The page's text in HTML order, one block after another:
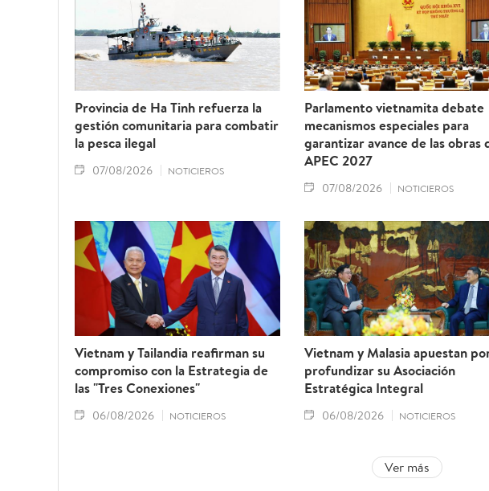
Provincia de Ha Tinh refuerza la
gestión comunitaria para combatir
la pesca ilegal
07/08/2026 NOTICIEROS
Parlamento vietnamita debate
mecanismos especiales para
garantizar avance de las obras
APEC 2027
07/08/2026 NOTICIEROS
Vietnam y Tailandia reafirman su
compromiso con la Estrategia de
las "Tres Conexiones"
06/08/2026 NOTICIEROS
Vietnam y Malasia apuestan
profundizar su Asociación
Estratégica Integral
06/08/2026 NOTICIEROS
Ver más